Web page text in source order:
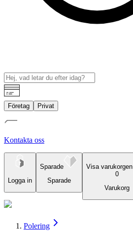
Företag Privat
Kontakta oss
Logga in
Sparade
Sparade
Visa varukorgen
0
Varukorg
Polering